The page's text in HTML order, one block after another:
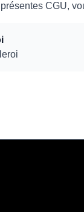
CGU,